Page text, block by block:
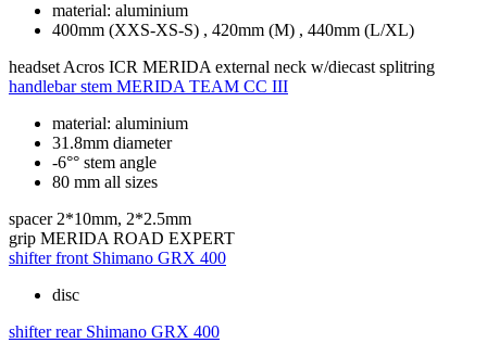
material: aluminium
400mm (XXS-XS-S) , 420mm (M) , 440mm (L/XL)
headset Acros ICR MERIDA external neck w/diecast splitring
handlebar stem MERIDA TEAM CC III
material: aluminium
31.8mm diameter
-6°° stem angle
80 mm all sizes
spacer 2*10mm, 2*2.5mm
grip MERIDA ROAD EXPERT
shifter front Shimano GRX 400
disc
shifter rear Shimano GRX 400